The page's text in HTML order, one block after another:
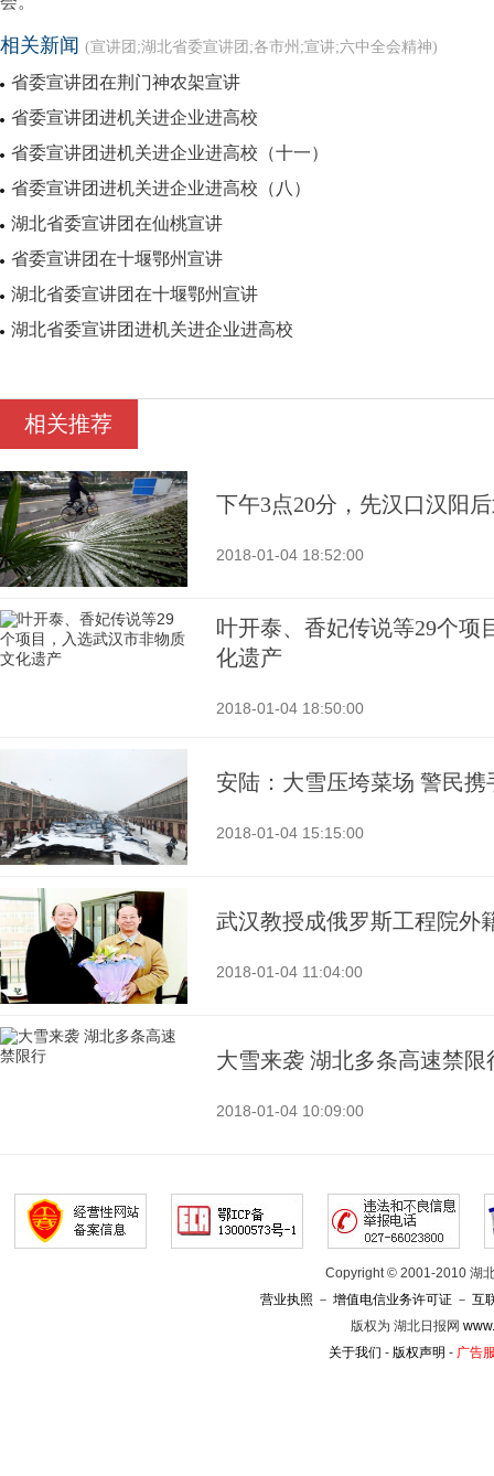
相关新闻 (宣讲团;湖北省委宣讲团;各市州;宣讲;六中全会精神)
省委宣讲团在荆门神农架宣讲
省委宣讲团进机关进企业进高校
省委宣讲团进机关进企业进高校（十一）
省委宣讲团进机关进企业进高校（八）
湖北省委宣讲团在仙桃宣讲
省委宣讲团在十堰鄂州宣讲
湖北省委宣讲团在十堰鄂州宣讲
湖北省委宣讲团进机关进企业进高校
相关推荐
下午3点20分，先汉口汉阳
2018-01-04 18:52:00
叶开泰、香妃传说等29个项
化遗产
2018-01-04 18:50:00
安陆：大雪压垮菜场 警民携
2018-01-04 15:15:00
武汉教授成俄罗斯工程院外
2018-01-04 11:04:00
大雪来袭 湖北多条高速禁限
2018-01-04 10:09:00
Copyright © 2001-2010 湖
营业执照 － 增值电信业务许可证 － 互
版权为 湖北日报网
关于我们 - 版权声明 - 广告